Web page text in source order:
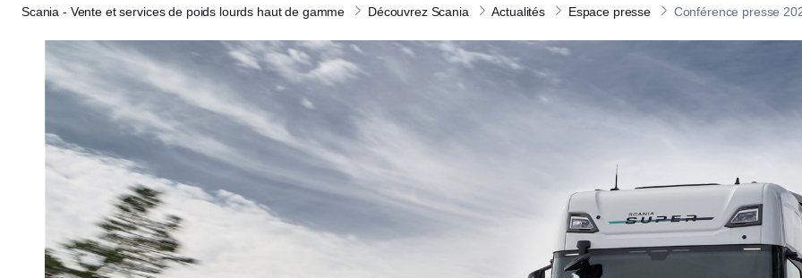
Scania - Vente et services de poids lourds haut de gamme Découvrez Scania Actualités Espace presse Conférence presse